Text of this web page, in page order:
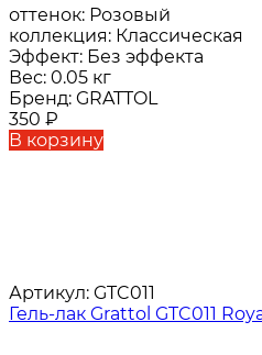
оттенок: Розовый
коллекция: Классическая
Эффект: Без эффекта
Вес: 0.05 кг
Бренд: GRATTOL
350 ₽
В корзину
Артикул: GTC011
Гель-лак Grattol GTC011